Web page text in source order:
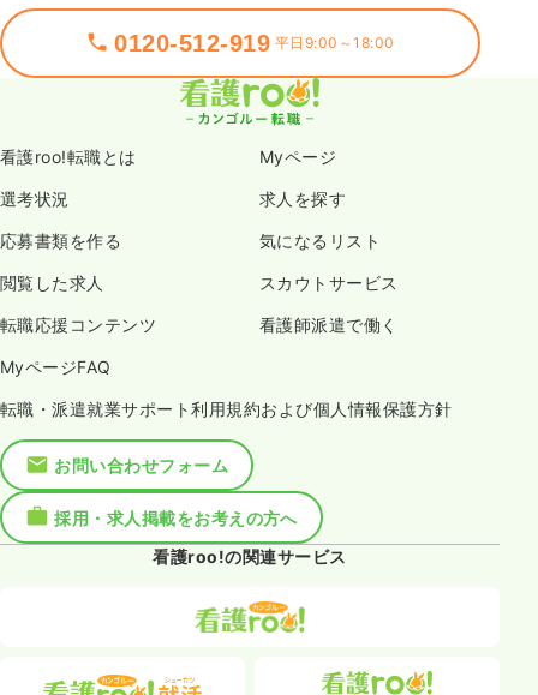
0120-512-919 平日9:00～18:00
看護roo!転職とは Myページ
選考状況 求人を探す
応募書類を作る 気になるリスト
閲覧した求人 スカウトサービス
転職応援コンテンツ 看護師派遣で働く
MyページFAQ
転職・派遣就業サポート利用規約および個人情報保護方針
お問い合わせフォーム
採用・求人掲載をお考えの方へ
看護roo!の関連サービス